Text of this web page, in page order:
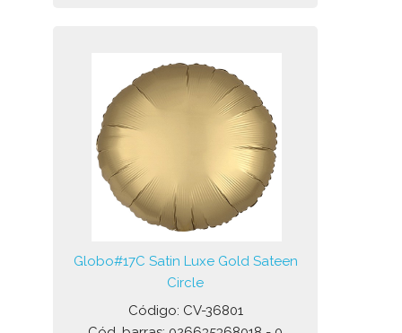
Globo#17C Satin Luxe Gold Sateen
Circle
Código: CV-36801